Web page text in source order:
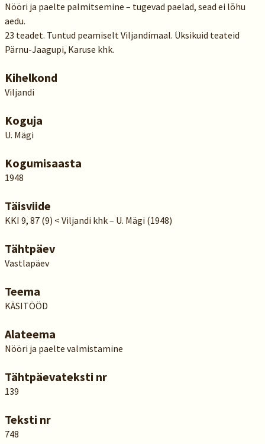
Nööri ja paelte palmitsemine – tugevad paelad, sead ei lõhu
aedu.
23 teadet. Tuntud peamiselt Viljandimaal. Üksikuid teateid
Pärnu-Jaagupi, Karuse khk.
Kihelkond
Viljandi
Koguja
U. Mägi
Kogumisaasta
1948
Täisviide
KKI 9, 87 (9) < Viljandi khk – U. Mägi (1948)
Tähtpäev
Vastlapäev
Teema
KÄSITÖÖD
Alateema
Nööri ja paelte valmistamine
Tähtpäevateksti nr
139
Teksti nr
748